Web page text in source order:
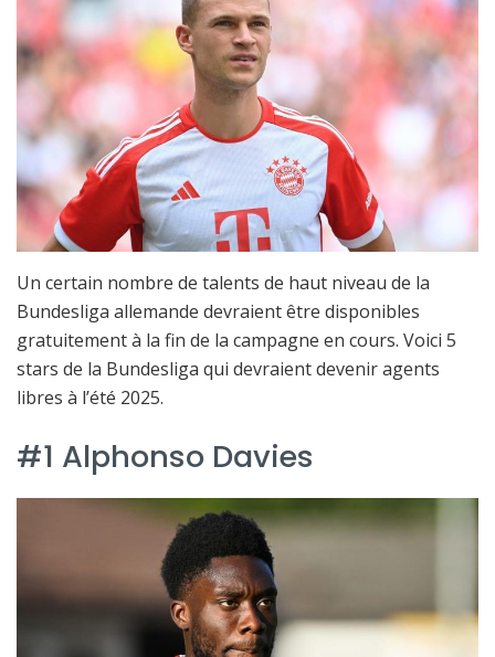
Un certain nombre de talents de haut niveau de la
Bundesliga allemande devraient être disponibles
gratuitement à la fin de la campagne en cours. Voici 5
stars de la Bundesliga qui devraient devenir agents
libres à l’été 2025.
#1 Alphonso Davies